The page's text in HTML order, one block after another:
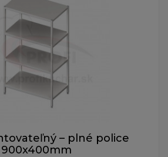
– plné police
900x400mm